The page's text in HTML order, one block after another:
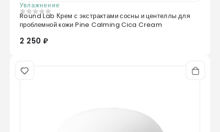
Увлажнение
0 из 5
Round Lab Крем с экстрактами сосны и центеллы для
проблемной кожи Pine Calming Cica Cream
2 250 ₽